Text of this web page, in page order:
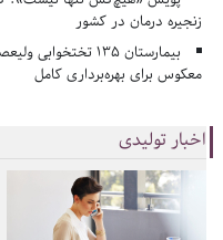
زنجیره درمان در کشور
بیمارستان ۱۳۵
معکوس برای بهره‌برداری کامل
اخبار تولیدی